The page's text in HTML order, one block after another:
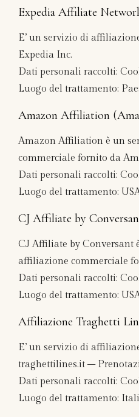
Expedia Affiliate
E’ un servizio di
Expedia Inc.
Dati personali raccolti:
Luogo del trattamento:
Amazon Affiliation
Amazon Affiliation è un
commerciale fornito da
Dati personali raccolti:
Luogo del trattamento:
CJ Affiliate by
CJ Affiliate by Conversant
affiliazione commerciale
Dati personali raccolti:
Luogo del trattamento:
Affiliazione Traghetti
E’ un servizio di
traghettilines.it –
Dati personali raccolti:
Luogo del trattamento: